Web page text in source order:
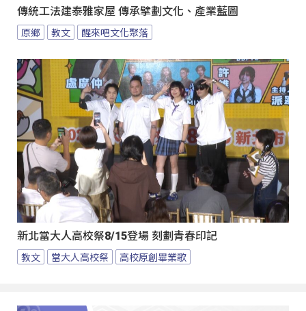
傳統工法建泰雅家屋 傳承擘劃文化、產業藍圖
原鄉 教文 醒來吧文化聚落
新北當大人高校祭8/15登場 刻劃青春印記
教文 當大人高校祭 高校原創畢業歌